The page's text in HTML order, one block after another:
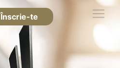
Înscrie-te